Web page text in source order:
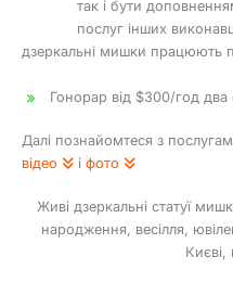
так і бути
послуг інших
дзеркальні мишки працюють
Гонорар від $300/год два
Далі познайомтеся з
відео
і фото
Живі дзеркальні статуї
народження, весілля,
Києві,